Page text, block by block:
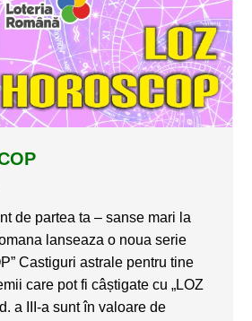
de partea ta – sanse mari la
lanseaza o noua serie
Castiguri astrale pentru tine
care pot fi câștigate cu „LOZ
a III-a sunt în valoare de